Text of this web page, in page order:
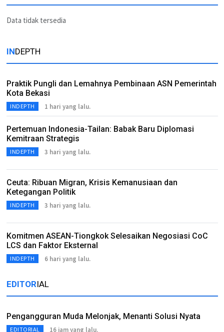
Data tidak tersedia
INDEPTH
Praktik Pungli dan Lemahnya Pembinaan ASN Pemerintah
Kota Bekasi
INDEPTH 1 hari yang lalu.
Pertemuan Indonesia-Tailan: Babak Baru Diplomasi
Kemitraan Strategis
INDEPTH 3 hari yang lalu.
Ceuta: Ribuan Migran, Krisis Kemanusiaan dan
Ketegangan Politik
INDEPTH 3 hari yang lalu.
Komitmen ASEAN-Tiongkok Selesaikan Negosiasi CoC
LCS dan Faktor Eksternal
INDEPTH 6 hari yang lalu.
EDITORIAL
Pengangguran Muda Melonjak, Menanti Solusi Nyata
EDITORIAL 16 jam yang lalu.